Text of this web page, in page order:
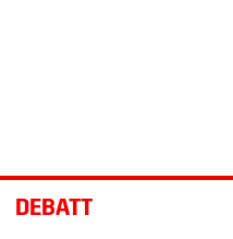
DEBATT